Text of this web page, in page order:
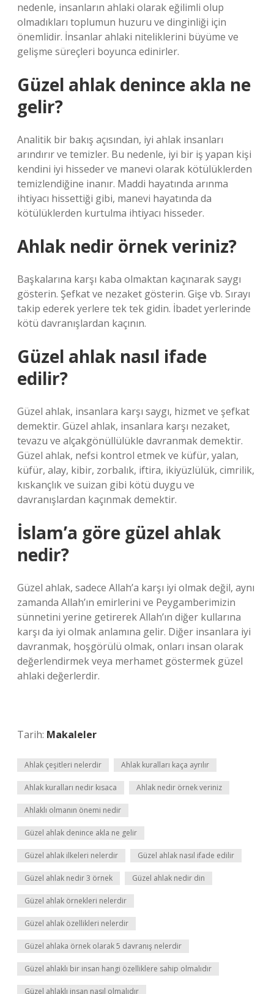
nedenle, insanların ahlaki olarak eğilimli olup
olmadıkları toplumun huzuru ve dinginliği için
önemlidir. İnsanlar ahlaki niteliklerini büyüme ve
gelişme süreçleri boyunca edinirler.
Güzel ahlak denince akla ne
gelir?
Analitik bir bakış açısından, iyi ahlak insanları
arındırır ve temizler. Bu nedenle, iyi bir iş yapan kişi
kendini iyi hisseder ve manevi olarak kötülüklerden
temizlendiğine inanır. Maddi hayatında arınma
ihtiyacı hissettiği gibi, manevi hayatında da
kötülüklerden kurtulma ihtiyacı hisseder.
Ahlak nedir örnek veriniz?
Başkalarına karşı kaba olmaktan kaçınarak saygı
gösterin. Şefkat ve nezaket gösterin. Gişe vb. Sırayı
takip ederek yerlere tek tek gidin. İbadet yerlerinde
kötü davranışlardan kaçının.
Güzel ahlak nasıl ifade
edilir?
Güzel ahlak, insanlara karşı saygı, hizmet ve şefkat
demektir. Güzel ahlak, insanlara karşı nezaket,
tevazu ve alçakgönüllülükle davranmak demektir.
Güzel ahlak, nefsi kontrol etmek ve küfür, yalan,
küfür, alay, kibir, zorbalık, iftira, ikiyüzlülük, cimrilik,
kıskançlık ve suizan gibi kötü duygu ve
davranışlardan kaçınmak demektir.
İslam’a göre güzel ahlak
nedir?
Güzel ahlak, sadece Allah’a karşı iyi olmak değil, aynı
zamanda Allah’ın emirlerini ve Peygamberimizin
sünnetini yerine getirerek Allah’ın diğer kullarına
karşı da iyi olmak anlamına gelir. Diğer insanlara iyi
davranmak, hoşgörülü olmak, onları insan olarak
değerlendirmek veya merhamet göstermek güzel
ahlaki değerlerdir.
Tarih: Makaleler
Ahlak çeşitleri nelerdir Ahlak kuralları kaça ayrılır
Ahlak kuralları nedir kısaca Ahlak nedir örnek veriniz
Ahlaklı olmanın önemi nedir
Güzel ahlak denince akla ne gelir
Güzel ahlak ilkeleri nelerdir Güzel ahlak nasıl ifade edilir
Güzel ahlak nedir 3 örnek Güzel ahlak nedir din
Güzel ahlak örnekleri nelerdir
Güzel ahlak özellikleri nelerdir
Güzel ahlaka örnek olarak 5 davranış nelerdir
Güzel ahlaklı bir insan hangi özelliklere sahip olmalıdır
Güzel ahlaklı insan nasıl olmalıdır